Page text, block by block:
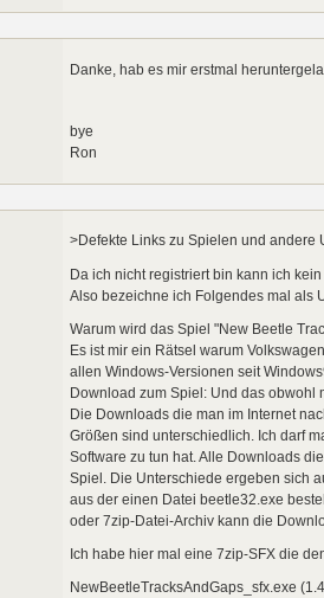
Danke, hab es mir erstmal
bye
Ron
>Defekte Links zu Spielen und andere
Da ich nicht registriert bin kann ich
Also bezeichne ich Folgendes mal als
Warum wird das Spiel "New Beetle
Es ist mir ein Rätsel warum
allen Windows-Versionen seit
Download zum Spiel: Und das obwohl
Die Downloads die man im Internet
Größen sind unterschiedlich. Ich darf
Software zu tun hat. Alle Downloads
Spiel. Die Unterschiede ergeben sich
aus der einen Datei beetle32.exe
oder 7zip-Datei-Archiv kann die
Ich habe hier mal eine 7zip-SFX die
NewBeetleTracksAndGaps_sfx.exe